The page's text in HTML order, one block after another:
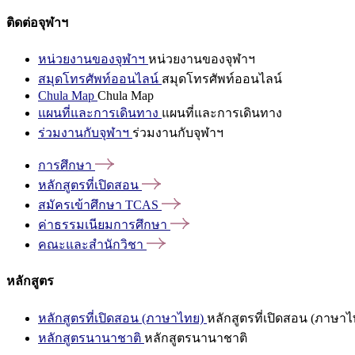
ติดต่อจุฬาฯ
หน่วยงานของจุฬาฯ หน่วยงานของจุฬาฯ
สมุดโทรศัพท์ออนไลน์ สมุดโทรศัพท์ออนไลน์
Chula Map Chula Map
แผนที่และการเดินทาง แผนที่และการเดินทาง
ร่วมงานกับจุฬาฯ ร่วมงานกับจุฬาฯ
การศึกษา
หลักสูตรที่เปิดสอน
สมัครเข้าศึกษา TCAS
ค่าธรรมเนียมการศึกษา
คณะและสำนักวิชา
หลักสูตร
หลักสูตรที่เปิดสอน (ภาษาไทย) หลักสูตรที่เปิดสอน (ภาษาไ
หลักสูตรนานาชาติ หลักสูตรนานาชาติ